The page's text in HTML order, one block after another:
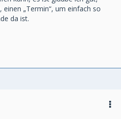
„Termin“, um einfach so
da ist.